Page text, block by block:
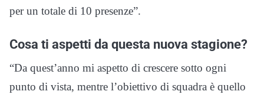
per un totale di 10 presenze”.
Cosa ti aspetti da questa nuova stagione?
“Da quest’anno mi aspetto di crescere sotto ogni
punto di vista, mentre l’obiettivo di squadra è quello